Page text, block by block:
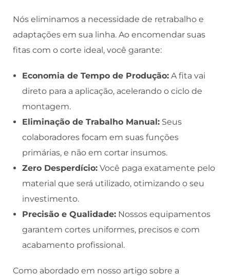
Nós eliminamos a necessidade de retrabalho e
adaptações em sua linha. Ao encomendar suas
fitas com o corte ideal, você garante:
Economia de Tempo de Produção: A fita vai
direto para a aplicação, acelerando o ciclo de
montagem.
Eliminação de Trabalho Manual: Seus
colaboradores focam em suas funções
primárias, e não em cortar insumos.
Zero Desperdício: Você paga exatamente pelo
material que será utilizado, otimizando o seu
investimento.
Precisão e Qualidade: Nossos equipamentos
garantem cortes uniformes, precisos e com
acabamento profissional.
Como abordado em nosso artigo sobre a